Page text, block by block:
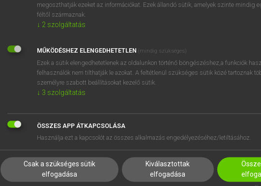
EGYÉNI FELHASZNÁLÓKNAK
TANULÓKNAK
VÁLLALATI MEGOLDÁSOK
SÚGÓ
RÓLUNK
SÜTI BEÁLLÍTÁSOK
megoszthatják ezeket az információkat. Ezek állandó sütik, amelyek szinte mindig
féltől származnak.
↓ 2 szolgáltatás
MŰKÖDÉSHEZ ELENGEDHETETLEN (mindig szükséges)
Ezek a sütik elengedhetetlenek az oldalunkon történő böngészéshez,a funkciók
felhasználók nem tilthatják le azokat. A feltétlenül szükséges sütik közé tartoznak
személyre szabott beállításokat kezelő sütik.
↓ 3 szolgáltatás
ÖSSZES APP ÁTKAPCSOLÁSA
Használja ezt a kapcsolót az összes alkalmazás engedélyezéséhez/letiltásához.
Csak a szükséges sütik
elfogadása
Kiválasztottak
elfogadása